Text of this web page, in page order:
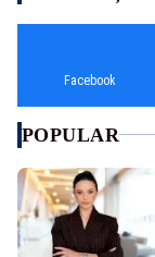
Facebook
POPULAR